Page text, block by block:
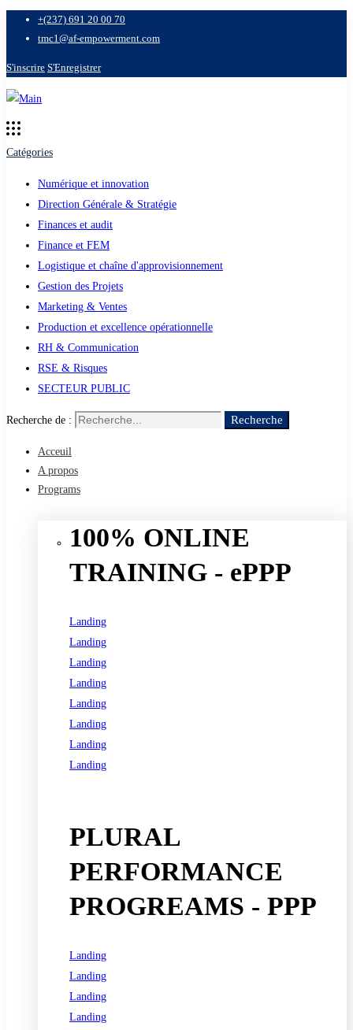
+(237) 691 20 00 70
tmc1@af-empowerment.com
S'inscrire S'Enregistrer
Catégories
Numérique et innovation
Direction Générale & Stratégie
Finances et audit
Finance et FEM
Logistique et chaîne d'approvisionnement
Gestion des Projets
Marketing & Ventes
Production et excellence opérationnelle
RH & Communication
RSE & Risques
SECTEUR PUBLIC
Recherche de : Recherche
Acceuil
A propos
Programs
100% ONLINE
TRAINING - ePPP
Landing
Landing
Landing
Landing
Landing
Landing
Landing
Landing
PLURAL
PERFORMANCE
PROGREAMS - PPP
Landing
Landing
Landing
Landing